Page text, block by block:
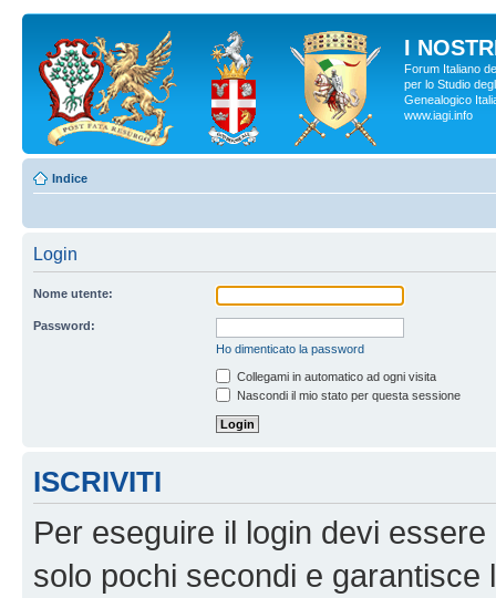
I
Forum Italiano
per lo Studio
Genealogico
www.iagi.info
Indice
Login
Nome utente:
Password:
Ho dimenticato la password
Collegami in automatico ad ogni visita
Nascondi il mio stato per questa sessione
ISCRIVITI
Per eseguire il login devi
solo pochi secondi e garantisce